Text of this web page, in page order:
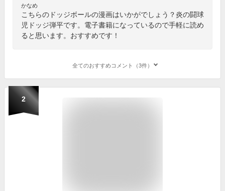
かなめ
こちらのドッジボールの漫画はいかがでしょう？炎の闘球
児ドッジ弾平です。電子書籍になっているので手軽に読め
ると思います。おすすめです！
全てのおすすめコメント（3件）
2